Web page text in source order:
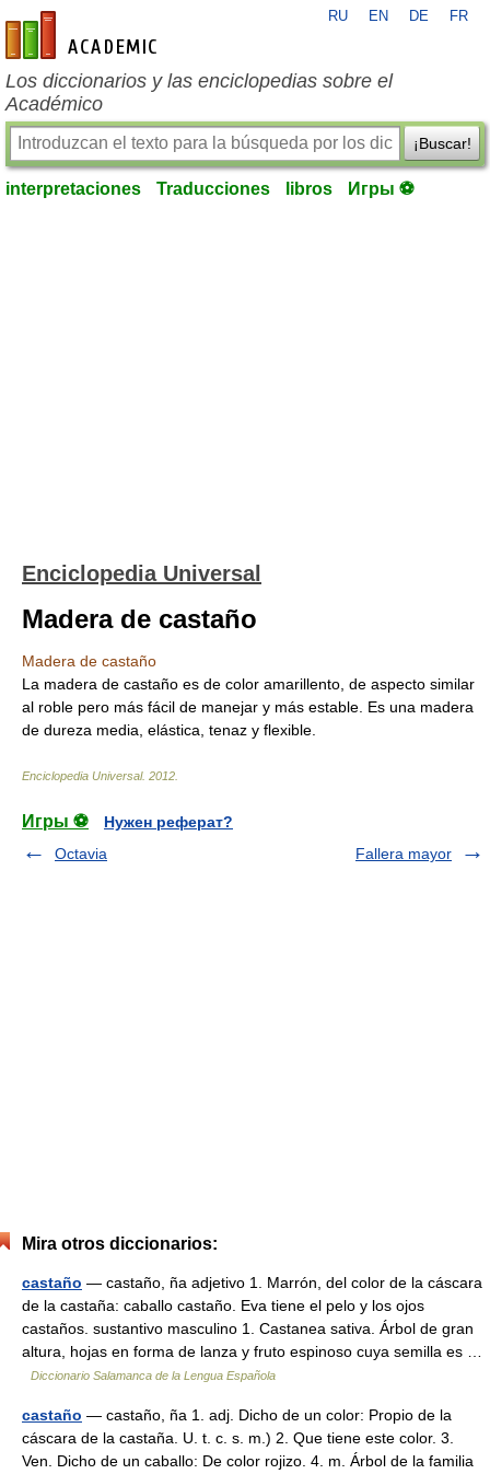
es-academic.com
RU EN DE FR
Los diccionarios y las enciclopedias sobre el
Académico
¡Buscar!
interpretaciones Traducciones libros Игры ⚽
Enciclopedia Universal
Madera de castaño
Madera de castaño
La madera de castaño es de color amarillento, de aspecto similar
al roble pero más fácil de manejar y más estable. Es una madera
de dureza media, elástica, tenaz y flexible.
Enciclopedia Universal. 2012
Игры ⚽
Нужен реферат?
Octavia
Fallera mayor
Mira otros diccionarios:
castaño — castaño, ña adjetivo 1. Marrón, del color de la cáscara
de la castaña: caballo castaño. Eva tiene el pelo y los ojos
castaños. sustantivo masculino 1. Castanea sativa. Árbol de gran
altura, hojas en forma de lanza y fruto espinoso cuya semilla es …
Diccionario Salamanca de la Lengua Española
castaño — castaño, ña 1. adj. Dicho de un color: Propio de la
cáscara de la castaña. U. t. c. s. m.) 2. Que tiene este color. 3.
Ven. Dicho de un caballo: De color rojizo. 4. m. Árbol de la familia